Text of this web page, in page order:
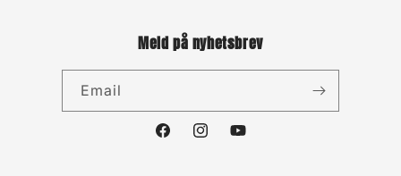
Meld på nyhetsbrev
Email
FacebookInstagramYouTube